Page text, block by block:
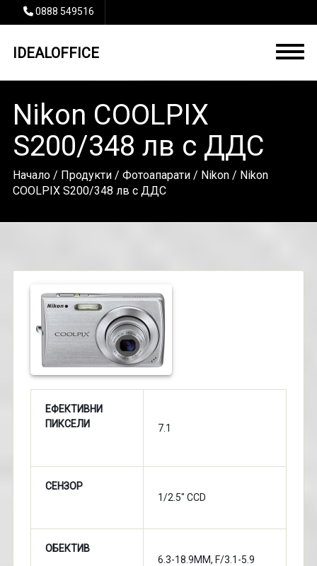
0888 549516
IDEALOFFICE
Nikon COOLPIX
S200/348 лв с ДДС
Начало/ Продукти/ Фотоапарати/ Nikon/ Nikon
COOLPIX S200/348 лв с ДДС
ЕФЕКТИВНИ
ПИКСЕЛИ
7.1
СЕНЗОР
1/2.5" CCD
ОБЕКТИВ
6.3-18.9MM, F/3.1-5.9